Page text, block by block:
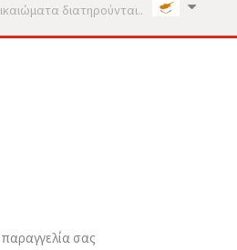
διατηρούνται..
σας